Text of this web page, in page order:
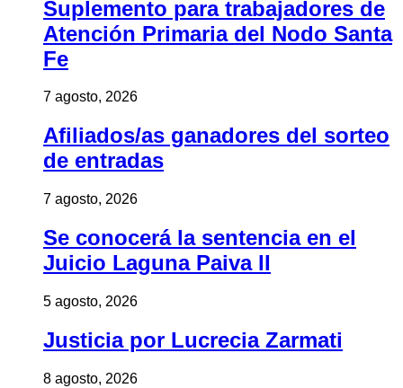
Suplemento para trabajadores de
Atención Primaria del Nodo Santa
Fe
7 agosto, 2026
Afiliados/as ganadores del sorteo
de entradas
7 agosto, 2026
Se conocerá la sentencia en el
Juicio Laguna Paiva II
5 agosto, 2026
Justicia por Lucrecia Zarmati
8 agosto, 2026